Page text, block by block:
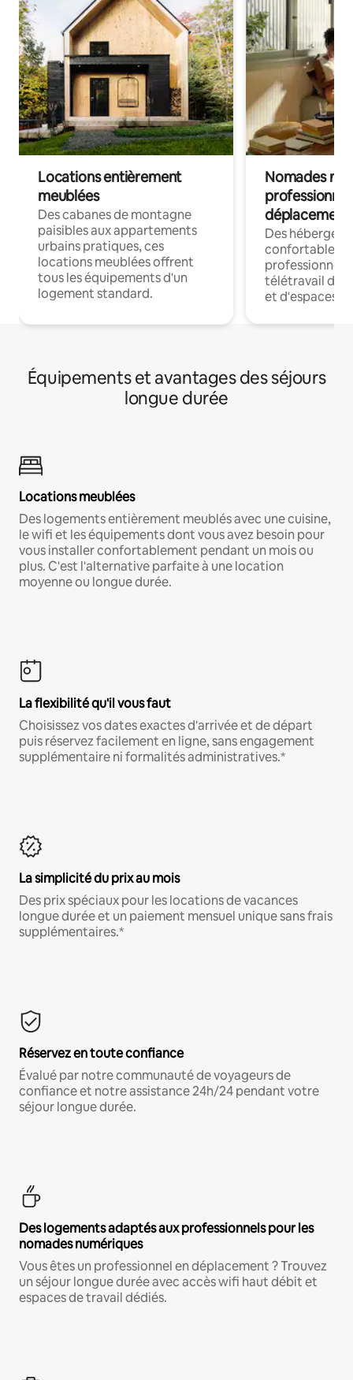
Locations entièrement
meublées
Des cabanes de montagne
paisibles aux appartements
urbains pratiques, ces
locations meublées offrent
tous les équipements d'un
logement standard.
Nomades
déplacement
Des
confortables
professionnels
télétravail
et d'espaces
Équipements et avantages des séjours
longue durée
Locations meublées
Des logements entièrement meublés avec une cuisine,
le wifi et les équipements dont vous avez besoin pour
vous installer confortablement pendant un mois ou
plus. C'est l'alternative parfaite à une location
moyenne ou longue durée.
La flexibilité qu'il vous faut
Choisissez vos dates exactes d'arrivée et de départ
puis réservez facilement en ligne, sans engagement
supplémentaire ni formalités administratives.*
La simplicité du prix au mois
Des prix spéciaux pour les locations de vacances
longue durée et un paiement mensuel unique sans frais
supplémentaires.*
Réservez en toute confiance
Évalué par notre communauté de voyageurs de
confiance et notre assistance 24h/24 pendant votre
séjour longue durée.
Des logements adaptés aux professionnels pour les
nomades numériques
Vous êtes un professionnel en déplacement ? Trouvez
un séjour longue durée avec accès wifi haut débit et
espaces de travail dédiés.